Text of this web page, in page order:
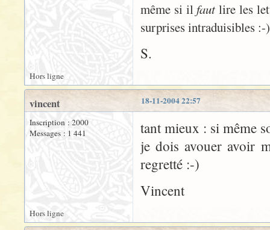
même si ilfaut lire les
surprises intraduisibles :-
S.
Hors ligne
18-11-2004 22:57
vincent
Inscription : 2000
Messages : 1 441
tant mieux : si même
je dois avouer avoir
regretté :-)
Vincent
Hors ligne